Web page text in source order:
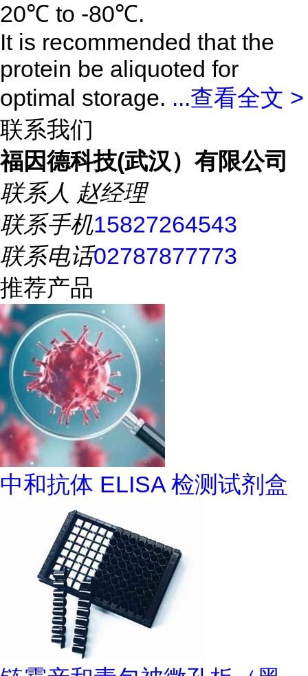
20℃ to -80℃.
It is recommended that the
protein be aliquoted for
optimal storage. ...查看全文 >
联系我们
福因德科技(武汉）有限公司
联系人 赵经理
联系手机15827264543
联系电话02787877773
推荐产品
中和抗体 ELISA 检测试剂盒